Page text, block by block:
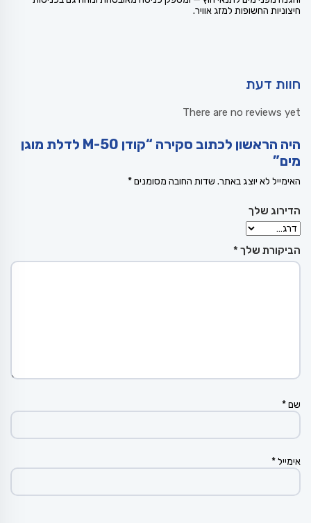
חיצוניות החשופות למזג אוויר.
חוות דעת
There are no reviews yet
היה הראשון לכתוב סקירה “קודן M-50 לדלת מוגן
מים”
האימייל לא יוצג באתר. שדות החובה מסומנים*
הדירוג שלך
הביקורת שלך *
שם*
אימייל*